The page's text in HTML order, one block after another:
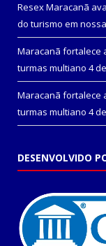
Resex Maracanã
do turismo em
Maracanã fortalece
turmas multiano 4
Maracanã fortalece
turmas multiano 4
DESENVOLVIDO